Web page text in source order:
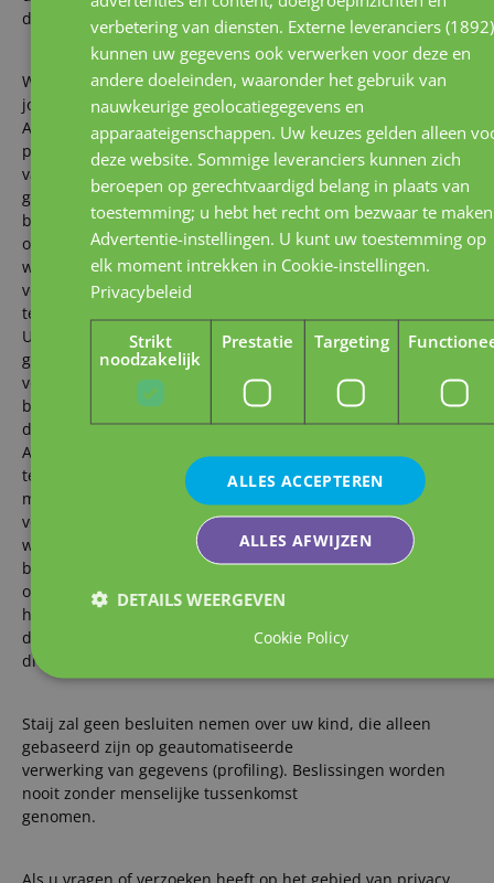
doeleinden.
Welke rechten hebben een leerling en ouders van leerlingen
jonger dan 16 jaar
Als ouders heeft u een aantal rechten als het gaat om
persoonsgegevens. Deze rechten zijn in de wet
vastgelegd. Leerlingen en/of ouders kunnen op elk moment
gebruik maken van deze rechten. Dit
betekent bijvoorbeeld dat u altijd een verzoek kunt indienen
om inzage te krijgen in de gegevens die
wij van uw kind verwerken. Daarnaast kunt u ook een
verzoek indienen om gegevens te rectificeren,
te beperken of helemaal te wissen uit de systemen van Staij.
U heeft altijd het recht om onjuiste
gegevens aan te vullen of te verbeteren. Wij zullen er
vervolgens voor zorgen dat deze gegevens ook
bij organisaties waarmee wij deze gegevens van uw kind
delen en/of uitwisselen worden aangepast.
Als u ons verzoekt om gegevens van uw kind te beperken of
te wissen, zullen wij toetsen of dit
mogelijk is. In deze toets houden wij ons aan de wettelijke
voorschriften en kijken wij bijvoorbeeld of
wij geen wettelijke plicht hebben om de gegevens te
bewaren. Tevens heeft u het recht om te vragen
om de gegevens, die wij van uw kind verwerken en wij van u
hebben ontvangen, aan u over te
dragen of op uw verzoek aan een andere organisatie over te
dragen.
Staij zal geen besluiten nemen over uw kind, die alleen
gebaseerd zijn op geautomatiseerde
verwerking van gegevens (profiling). Beslissingen worden
nooit zonder menselijke tussenkomst
genomen.
verbetering van diensten. Externe leveranciers (1892)
kunnen uw gegevens ook verwerken voor deze en
andere doeleinden, waaronder het gebruik van
nauwkeurige geolocatiegegevens en
apparaateigenschappen. Uw keuzes gelden alleen
deze website. Sommige leveranciers kunnen zich
beroepen op gerechtvaardigd belang in plaats van
toestemming; u hebt het recht om bezwaar te
Advertentie-instellingen. U kunt uw toestemming op
elk moment intrekken in Cookie-instellingen.
Privacybeleid
Strikt
noodzakelijk
Prestatie Targeting
ALLES ACCEPTEREN
ALLES AFWIJZEN
DETAILS WEERGEVEN
Cookie Policy